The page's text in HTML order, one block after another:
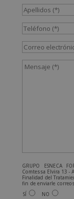
GRUPO ESNECA
Comtessa Elvira 13 -
Finalidad del
fin de enviarle
productos ofrecidos
Legitimación del
SÍ NO